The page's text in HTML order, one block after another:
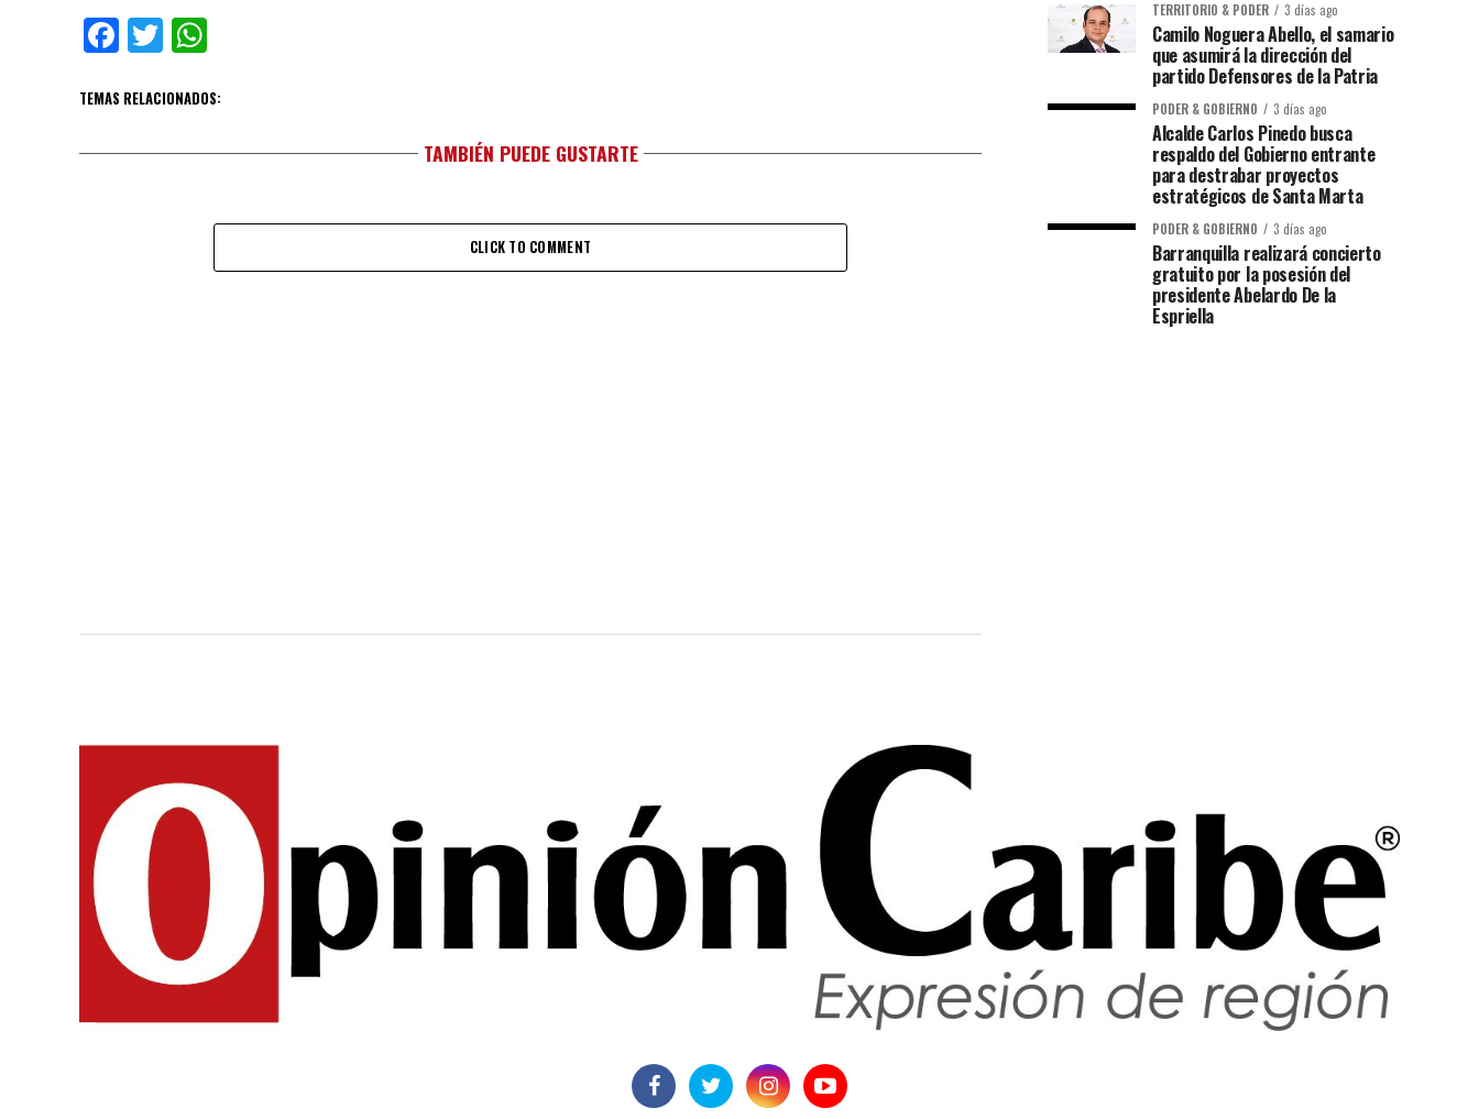
Facebook
Twitter
TEMAS RELACIONADOS:
TAMBIÉN PUEDE GUSTARTE
CLICK TO COMMENT
TERRITORIO & PODER 3 días ago
Camilo Noguera Abello, el samario
que asumirá la dirección del
partido Defensores de la Patria
PODER & GOBIERNO 3 días ago
Alcalde Carlos Pinedo busca
respaldo del Gobierno entrante
para destrabar proyectos
estratégicos de Santa Marta
PODER & GOBIERNO 3 días ago
Barranquilla realizará concierto
gratuito por la posesión del
presidente Abelardo De la
Espriella